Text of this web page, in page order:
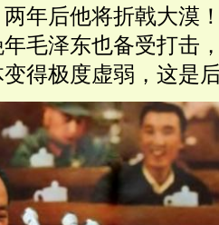
年后他将折戟大漠
毛泽东也备受打击
得极度虚弱，这是